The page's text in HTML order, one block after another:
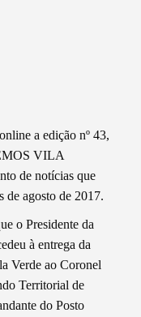
a edição nº 43,
VILA
de notícias que
de agosto de 2017.
o Presidente da
à entrega da
Verde ao Coronel
Territorial de
do Posto